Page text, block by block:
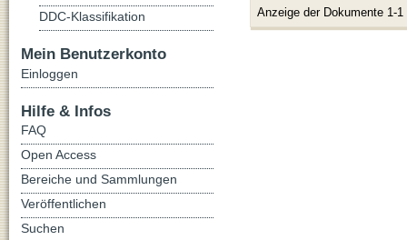
Anzeige der Dokumente 1-1
DDC-Klassifikation
Mein Benutzerkonto
Einloggen
Hilfe & Infos
FAQ
Open Access
Bereiche und Sammlungen
Veröffentlichen
Suchen